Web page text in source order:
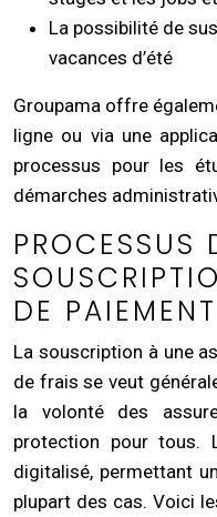
La possibilité de
vacances d’été
Groupama offre
ligne ou via une
processus pour les
démarches
PROCESSUS
DE PAIEMENT
La souscription à une
de frais se veut
la volonté des
protection pour tous.
digitalisé, permettant
plupart des cas. Voici